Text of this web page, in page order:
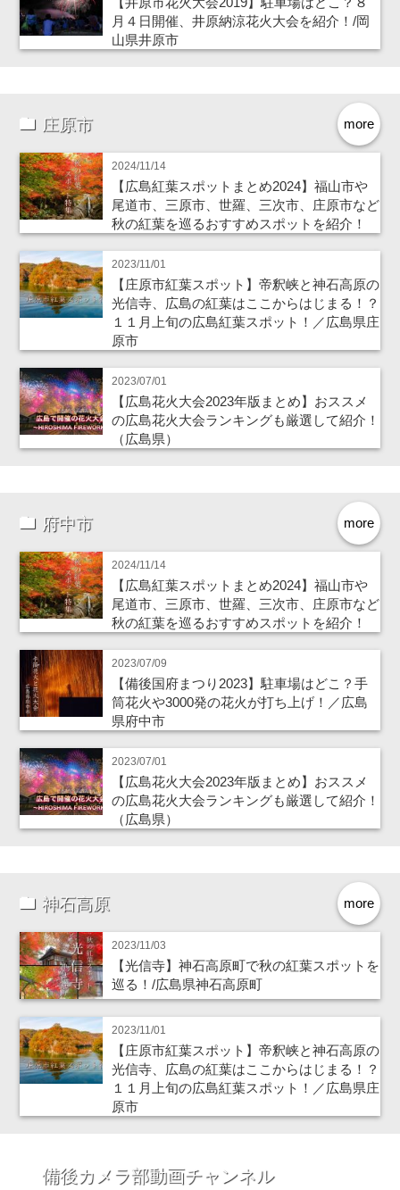
月４日開催、井原納涼花火大会を紹介！/岡
山県井原市
more
庄原市
2024/11/14
【広島紅葉スポットまとめ2024】福山市や
尾道市、三原市、世羅、三次市、庄原市など
秋の紅葉を巡るおすすめスポットを紹介！
2023/11/01
【庄原市紅葉スポット】帝釈峡と神石高原の
光信寺、広島の紅葉はここからはじまる！？
１１月上旬の広島紅葉スポット！／広島県庄
原市
2023/07/01
【広島花火大会2023年版まとめ】おススメ
の広島花火大会ランキングも厳選して紹介！
（広島県）
more
府中市
2024/11/14
【広島紅葉スポットまとめ2024】福山市や
尾道市、三原市、世羅、三次市、庄原市など
秋の紅葉を巡るおすすめスポットを紹介！
2023/07/09
【備後国府まつり2023】駐車場はどこ？手
筒花火や3000発の花火が打ち上げ！／広島
県府中市
2023/07/01
【広島花火大会2023年版まとめ】おススメ
の広島花火大会ランキングも厳選して紹介！
（広島県）
more
神石高原
2023/11/03
【光信寺】神石高原町で秋の紅葉スポットを
巡る！/広島県神石高原町
2023/11/01
【庄原市紅葉スポット】帝釈峡と神石高原の
光信寺、広島の紅葉はここからはじまる！？
１１月上旬の広島紅葉スポット！／広島県庄
原市
備後カメラ部動画チャンネル